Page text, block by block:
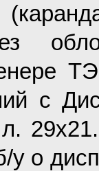
с
о